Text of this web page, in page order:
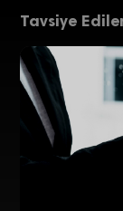
Tavsiye